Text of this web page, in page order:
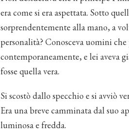
era come si era aspettata. Sotto
sorprendentemente alla mano, a
personalità? Conosceva uomini
contemporaneamente, e lei aveva
fosse quella vera.
Si scostò dallo specchio e si avviò
Era una breve camminata dal suo
luminosa e fredda.